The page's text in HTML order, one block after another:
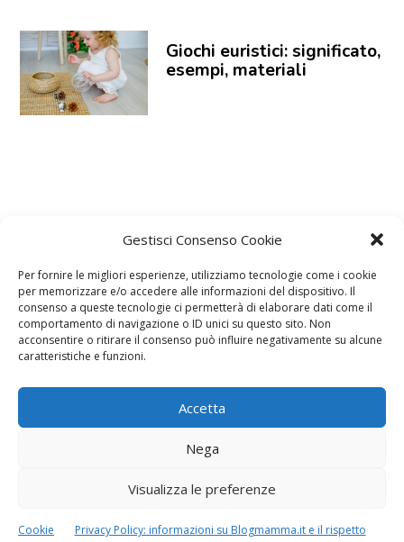
Gestisci Consenso Cookie
Per fornire le migliori esperienze, utilizziamo tecnologie come i cookie
per memorizzare e/o accedere alle informazioni del dispositivo. Il
consenso a queste tecnologie ci permetterà di elaborare dati come il
comportamento di navigazione o ID unici su questo sito. Non
acconsentire o ritirare il consenso può influire negativamente su alcune
caratteristiche e funzioni.
Accetta
Nega
Visualizza le preferenze
Cookie
Privacy Policy: informazioni su Blogmamma.it e il rispetto
Giochi euristici: significato,
esempi, materiali
Calcolatori
CALCOLO SETTIMANE DI CALCOLO